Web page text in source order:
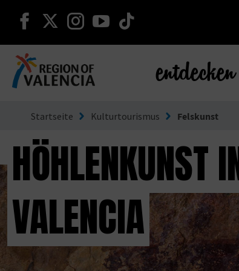
weiter auf facebook
weiter auf twitter
weiter auf instagram
weiter auf youtube
Gehe zu Comunitat
Startseite Kulturtourismus Felskunst
HÖHLENKUNST
VALENCIA